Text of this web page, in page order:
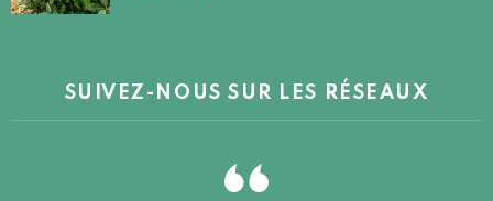
SUIVEZ-NOUS SUR LES RÉSEAUX